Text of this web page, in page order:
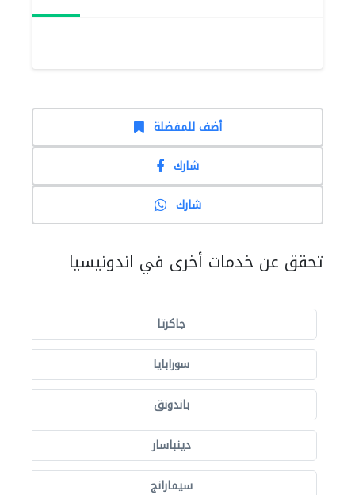
أضف للمفضلة
شارك
شارك
تحقق عن خدمات أخرى في اندونيسيا
جاكرتا
سورابايا
باندونق
دينباسار
سيمارانج